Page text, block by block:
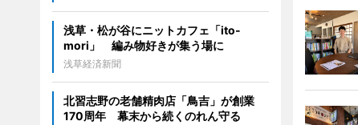
浅草・松が谷にニットカフェ「ito-
mori」 編み物好きが集う場に
浅草経済新聞
北習志野の老舗精肉店「鳥吉」が創業
170周年 幕末から続くのれん守る